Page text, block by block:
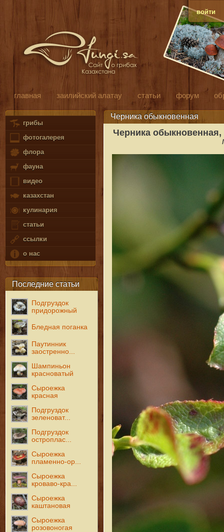
войти
главная заилийский алатау статьи форум
грибы
фотогалерея
флора
фауна
видео
казахстан
кулинария
статьи
ссылки
о нас
Последние статьи
Подгруздок
придорожный
Бледная поганка
Паутинник
заостренно...
Шампиньон
красноватый
Сыроежка
красная
Подгруздок
зеленоват...
Подгруздок
остроплас...
Сыроежка
пламенно-ор...
Сыроежка
кроваво-кра...
Сыроежка
каштановая
Сыроежка
розовоногая
Черника обыкновенная
Черника